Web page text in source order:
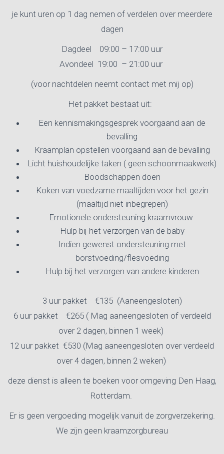
je kunt uren op 1 dag nemen of verdelen over meerdere
dagen
Dagdeel 09:00 – 17:00 uur
Avondeel 19:00 – 21:00 uur
(voor nachtdelen neemt contact met mij op)
Het pakket bestaat uit:
Een kennismakingsgesprek voorgaand aan de
bevalling
Kraamplan opstellen voorgaand aan de bevalling
Licht huishoudelijke taken ( geen schoonmaakwerk)
Boodschappen doen
Koken van voedzame maaltijden voor het gezin
(maaltijd niet inbegrepen)
Emotionele ondersteuning kraamvrouw
Hulp bij het verzorgen van de baby
Indien gewenst ondersteuning met
borstvoeding/flesvoeding
Hulp bij het verzorgen van andere kinderen
3 uur pakket €135 (Aaneengesloten)
6 uur pakket €265 ( Mag aaneengesloten of verdeeld
over 2 dagen, binnen 1 week)
12 uur pakket €530 (Mag aaneengesloten over verdeeld
over 4 dagen, binnen 2 weken)
deze dienst is alleen te boeken voor omgeving Den Haag,
Rotterdam.
Er is geen vergoeding mogelijk vanuit de zorgverzekering.
We zijn geen kraamzorgbureau